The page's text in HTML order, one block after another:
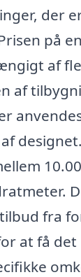
der
på
af
af
fra
at få det